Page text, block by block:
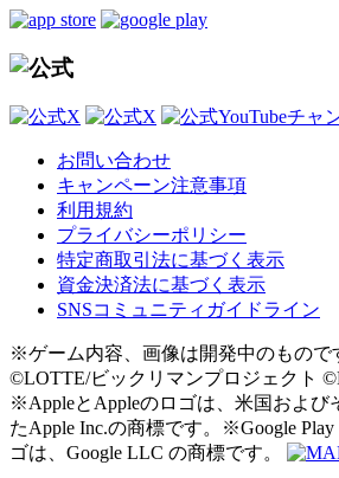
お問い合わせ
キャンペーン注意事項
利用規約
プライバシーポリシー
特定商取引法に基づく表示
資金決済法に基づく表示
SNSコミュニティガイドライン
※ゲーム内容、画像は開発中のもので
©LOTTE/ビックリマンプロジェクト
※AppleとAppleのロゴは、米国および
たApple Inc.の商標です。※Google Play
ゴは、Google LLC の商標です。